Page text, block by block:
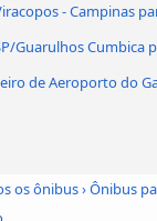
- Campinas
Guarulhos Cumbica
de Aeroporto do
os ônibus›Ônibus